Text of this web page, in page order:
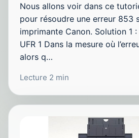
Nous allons voir dans ce
pour résoudre une erreur 853
imprimante Canon. Solution 1
UFR 1 Dans la mesure où
alors q…
Lecture 2 min